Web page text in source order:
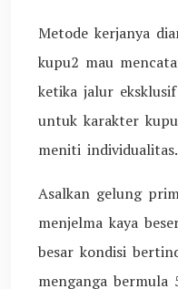
Metode kerjanya
kupu2 mau
ketika jalur
untuk karakter
meniti individualitas.
Asalkan gelung
menjelma kaya
besar kondisi
menganga